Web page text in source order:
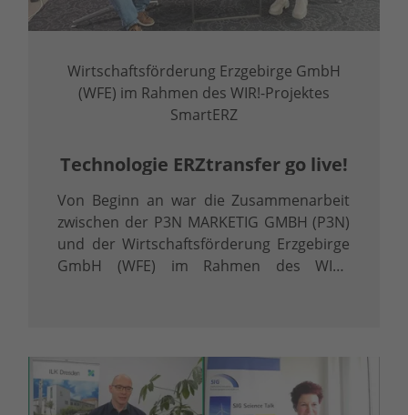
Wirtschaftsförderung Erzgebirge GmbH
(WFE) im Rahmen des WIR!-Projektes
SmartERZ
Technologie ERZtransfer go live!
Von Beginn an war die Zusammenarbeit
zwischen der P3N MARKETIG GMBH (P3N)
und der Wirtschaftsförderung Erzgebirge
GmbH (WFE) im Rahmen des WIR!-